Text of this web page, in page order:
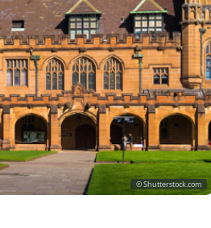
© Shutterstock.com